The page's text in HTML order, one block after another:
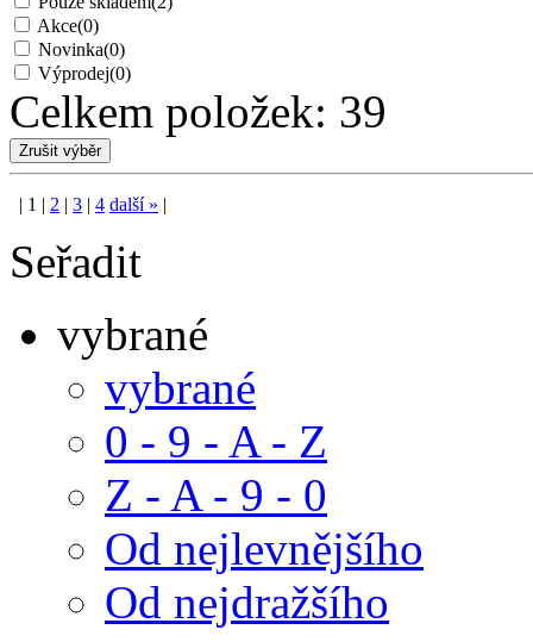
Akce(0)
Novinka(0)
Výprodej(0)
Celkem položek: 39
1 2 3 4 další »
Seřadit
vybrané
vybrané
0 - 9 - A - Z
Z - A - 9 - 0
Od nejlevnějšího
Od nejdražšího